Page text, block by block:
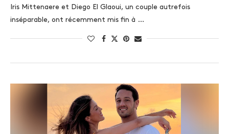
Iris Mittenaere et Diego El Glaoui, un couple autrefois
inséparable, ont récemment mis fin à …